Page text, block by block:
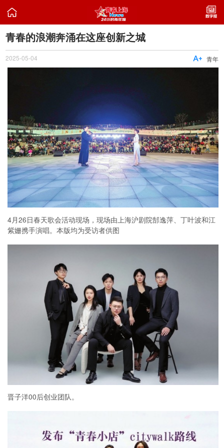

青春的浪潮奔涌在这座创新之城
2025-05-04 青年

4月26日春天歌会活动现场，现场由上海沪剧院郜逸萍、丁叶波和江
紫姗携手演唱。本版均为受访者供图
晋子洋00后创业团队。